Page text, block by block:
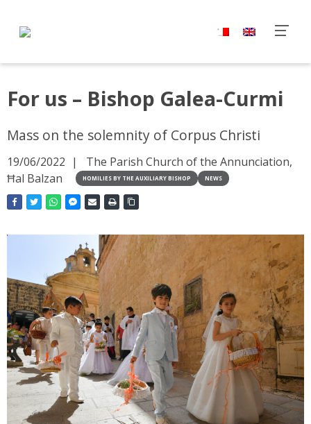
For us – Bishop Galea-Curmi
Mass on the solemnity of Corpus Christi
19/06/2022
The Parish Church of the Annunciation,
Ħal Balzan
HOMILIES BY THE AUXILIARY BISHOP NEWS